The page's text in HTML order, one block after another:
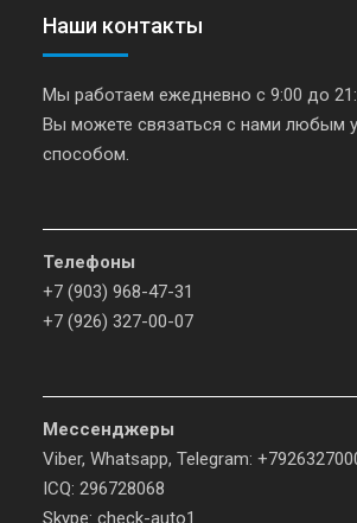
Наши контакты
Мы работаем ежедневно с 9:00 до
Вы можете связаться с нами любым
способом.
Телефоны
+7 (903) 968-47-31
+7 (926) 327-00-07
Мессенджеры
Viber, Whatsapp, Telegram:
ICQ: 296728068
Skype: check-auto1